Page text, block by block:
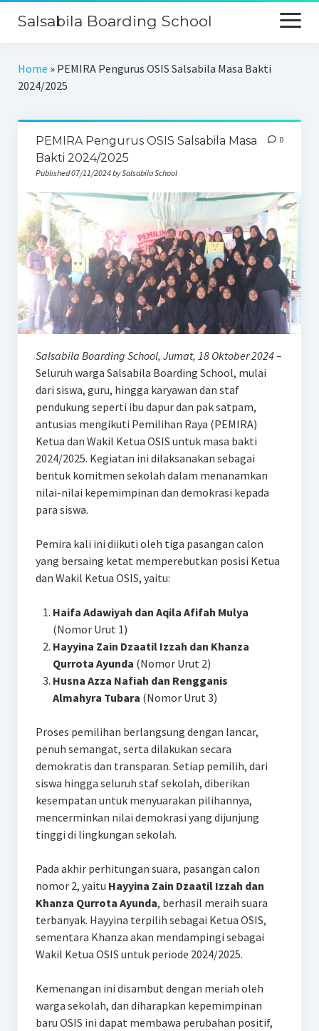
Salsabila Boarding School
Beranda
Keunggulan
PPDB
Kontak
Home » PEMIRA Pengurus OSIS Salsabila Masa Bakti
2024/2025
PEMIRA Pengurus OSIS Salsabila Masa
Bakti 2024/2025
Published 07/11/2024 by Salsabila School
0
Salsabila Boarding School, Jumat, 18 Oktober 2024–
Seluruh warga Salsabila Boarding School, mulai
dari siswa, guru, hingga karyawan dan staf
pendukung seperti ibu dapur dan pak satpam,
antusias mengikuti Pemilihan Raya (PEMIRA)
Ketua dan Wakil Ketua OSIS untuk masa bakti
2024/2025. Kegiatan ini dilaksanakan sebagai
bentuk komitmen sekolah dalam menanamkan
nilai-nilai kepemimpinan dan demokrasi kepada
para siswa.
Pemira kali ini diikuti oleh tiga pasangan calon
yang bersaing ketat memperebutkan posisi Ketua
dan Wakil Ketua OSIS, yaitu:
Haifa Adawiyah dan Aqila Afifah Mulya
(Nomor Urut 1)
Hayyina Zain Dzaatil Izzah dan Khanza
Qurrota Ayunda (Nomor Urut 2)
Husna Azza Nafiah dan Rengganis
Almahyra Tubara (Nomor Urut 3)
Proses pemilihan berlangsung dengan lancar,
penuh semangat, serta dilakukan secara
demokratis dan transparan. Setiap pemilih, dari
siswa hingga seluruh staf sekolah, diberikan
kesempatan untuk menyuarakan pilihannya,
mencerminkan nilai demokrasi yang dijunjung
tinggi di lingkungan sekolah.
Pada akhir perhitungan suara, pasangan calon
nomor 2, yaitu Hayyina Zain Dzaatil Izzah dan
Khanza Qurrota Ayunda, berhasil meraih suara
terbanyak. Hayyina terpilih sebagai Ketua OSIS,
sementara Khanza akan mendampingi sebagai
Wakil Ketua OSIS untuk periode 2024/2025.
Kemenangan ini disambut dengan meriah oleh
warga sekolah, dan diharapkan kepemimpinan
baru OSIS ini dapat membawa perubahan positif,